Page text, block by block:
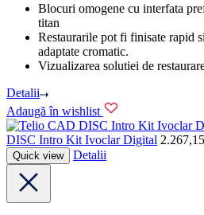
Blocuri omogene cu interfata
titan
Restaurarile pot fi finisate rapid
adaptate cromatic.
Vizualizarea solutiei de
Detalii
Adaugă în wishlist
DISC Intro Kit Ivoclar Digital 2.267,15
Quick view Detalii